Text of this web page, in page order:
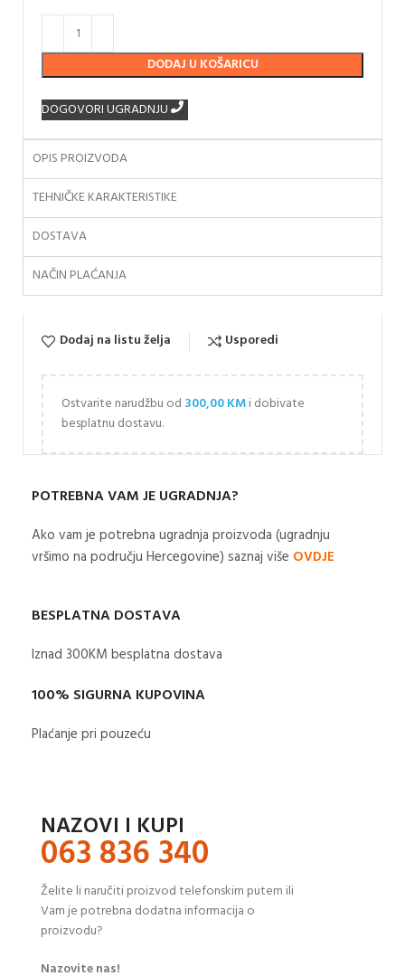
DODAJ U KOŠARICU
DOGOVORI UGRADNJU
OPIS PROIZVODA
TEHNIČKE KARAKTERISTIKE
DOSTAVA
NAČIN PLAĆANJA
Dodaj na listu želja Usporedi
Ostvarite narudžbu od 300,00KMi dobivate
besplatnu dostavu.
POTREBNA VAM JE UGRADNJA?
Ako vam je potrebna ugradnja proizvoda (ugradnju
vršimo na području Hercegovine) saznaj više OVDJE
BESPLATNA DOSTAVA
Iznad 300KM besplatna dostava​
100% SIGURNA KUPOVINA
Plaćanje pri pouzeću
NAZOVI I KUPI
063 836 340
Želite li naručiti proizvod telefonskim putem ili
Vam je potrebna dodatna informacija o
proizvodu?
Nazovite nas!